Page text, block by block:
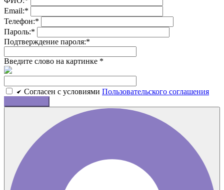
Email:*
Телефон:*
Пароль:*
Подтверждение пароля:*
Введите слово на картинке *
Cогласен c условиями Пользовательского соглашения